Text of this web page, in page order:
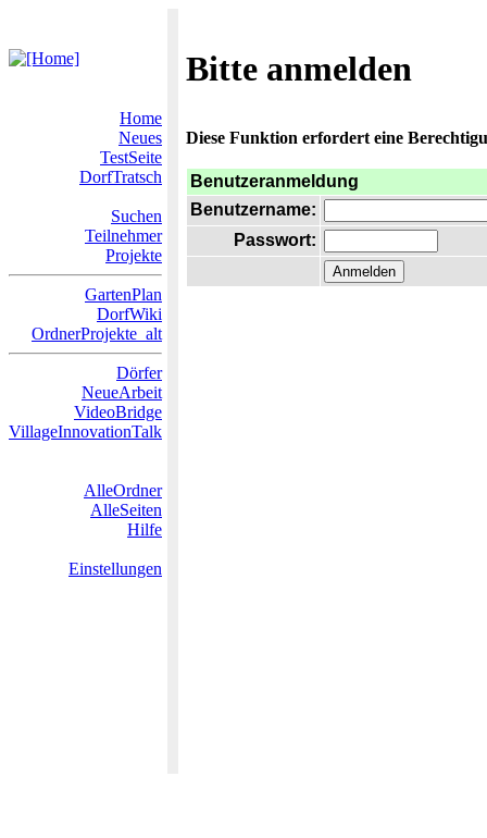
Bitte anmelden
Home
Neues
TestSeite
DorfTratsch
Suchen
Teilnehmer
Projekte
GartenPlan
DorfWiki
OrdnerProjekte_alt
Dörfer
NeueArbeit
VideoBridge
VillageInnovationTalk
AlleOrdner
AlleSeiten
Hilfe
Einstellungen
Diese Funktion erfordert eine
Benutzeranmeldung
Benutzername:
Passwort: